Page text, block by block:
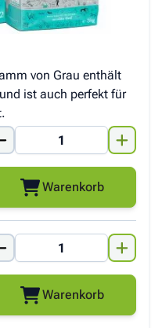
von Grau enthält
ist auch perfekt für
Warenkorb
Warenkorb